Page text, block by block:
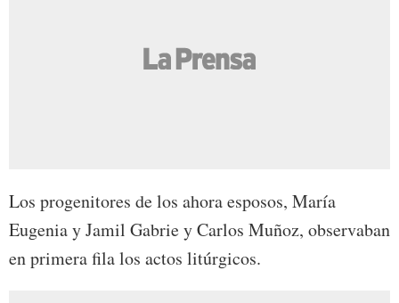
Los progenitores de los ahora esposos, María
Eugenia y Jamil Gabrie y Carlos Muñoz, observaban
en primera fila los actos litúrgicos.